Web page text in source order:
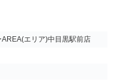
エリア)中目黒駅前店